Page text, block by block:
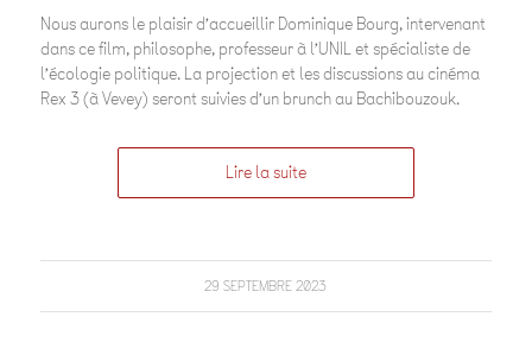
Nous aurons le plaisir d’accueillir Dominique Bourg, intervenant
dans ce film, philosophe, professeur à l’UNIL et spécialiste de
l’écologie politique. La projection et les discussions au cinéma
Rex 3 (à Vevey) seront suivies d’un brunch au Bachibouzouk.
Lire la suite
29 SEPTEMBRE 2023